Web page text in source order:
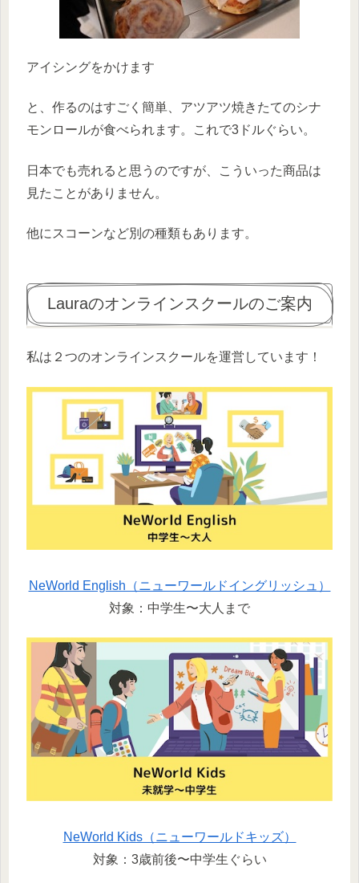
アイシングをかけます
と、作るのはすごく簡単、アツアツ焼きたてのシナ
モンロールが食べられます。これで3ドルぐらい。
日本でも売れると思うのですが、こういった商品は
見たことがありません。
他にスコーンなど別の種類もあります。
Lauraのオンラインスクールのご案内
私は２つのオンラインスクールを運営しています！
NeWorld English（ニューワールドイングリッシュ）
対象：中学生〜大人まで
NeWorld Kids（ニューワールドキッズ）
対象：3歳前後〜中学生ぐらい